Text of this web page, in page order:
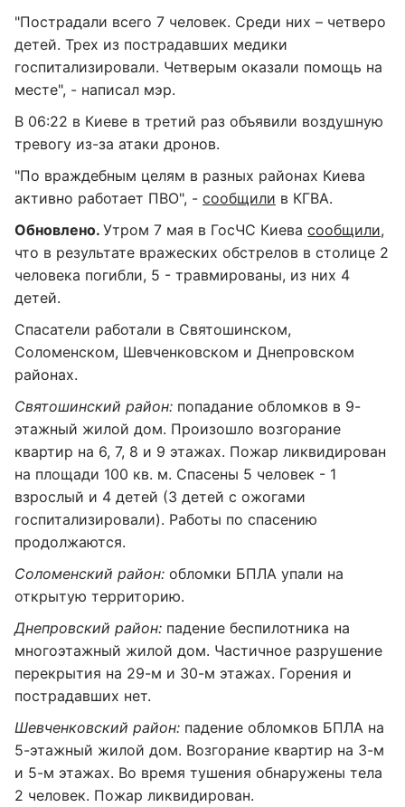
"Пострадали всего 7 человек. Среди них – четверо
детей. Трех из пострадавших медики
госпитализировали. Четверым оказали помощь на
месте", - написал мэр.
В 06:22 в Киеве в третий раз объявили воздушную
тревогу из-за атаки дронов.
"По враждебным целям в разных районах Киева
активно работает ПВО", - сообщили в КГВА.
Обновлено. Утром 7 мая в ГосЧС Киева сообщили,
что в результате вражеских обстрелов в столице 2
человека погибли, 5 - травмированы, из них 4
детей.
Спасатели работали в Святошинском,
Соломенском, Шевченковском и Днепровском
районах.
Святошинский район: попадание обломков в 9-
этажный жилой дом. Произошло возгорание
квартир на 6, 7, 8 и 9 этажах. Пожар ликвидирован
на площади 100 кв. м. Спасены 5 человек - 1
взрослый и 4 детей (3 детей с ожогами
госпитализировали). Работы по спасению
продолжаются.
Соломенский район: обломки БПЛА упали на
открытую территорию.
Днепровский район: падение беспилотника на
многоэтажный жилой дом. Частичное разрушение
перекрытия на 29-м и 30-м этажах. Горения и
пострадавших нет.
Шевченковский район: падение обломков БПЛА на
5-этажный жилой дом. Возгорание квартир на 3-м
и 5-м этажах. Во время тушения обнаружены тела
2 человек. Пожар ликвидирован.